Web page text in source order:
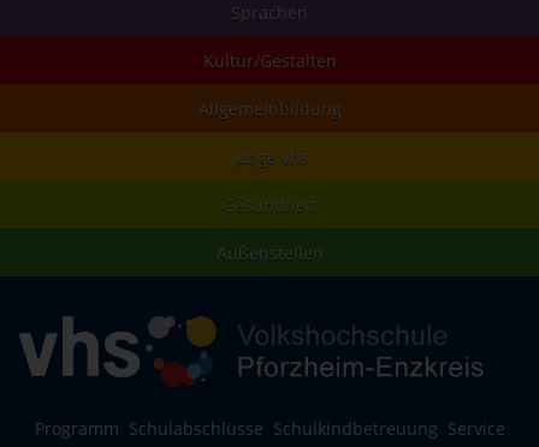
Sprachen
Kultur/Gestalten
Allgemeinbildung
junge vhs
Gesundheit
Außenstellen
Programm Schulabschlüsse Schulkindbetreuung Service